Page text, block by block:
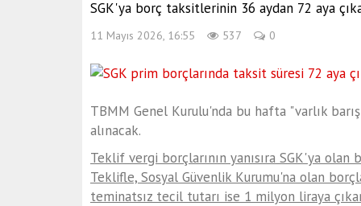
SGK'ya borç taksitlerinin 36 aydan 72 aya
11 Mayıs 2026, 16:55 537 0
TBMM Genel Kurulu'nda bu hafta "varlık
alınacak.
Teklif vergi borçlarının yanısıra SGK'ya olan
Teklifle, Sosyal Güvenlik Kurumu'na olan
teminatsız tecil tutarı ise 1 milyon liraya